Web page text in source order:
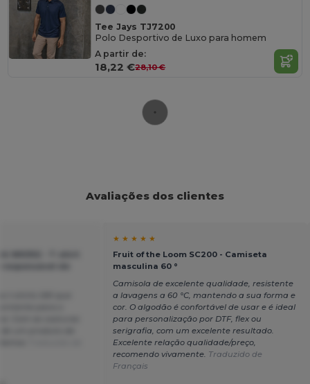
Tee Jays TJ7200
Polo Desportivo de Luxo para homem
A partir de:
18,22 €28,10 €
Avaliações dos clientes
★ ★ ★ ★ ★
Fruit of the Loom SC200 - Camiseta
masculina 60 °
Camisola de excelente qualidade, resistente
a lavagens a 60 °C, mantendo a sua forma e
cor. O algodão é confortável de usar e é ideal
para personalização por DTF, flex ou
serigrafia, com um excelente resultado.
Excelente relação qualidade/preço,
recomendo vivamente. Traduzido de
Français